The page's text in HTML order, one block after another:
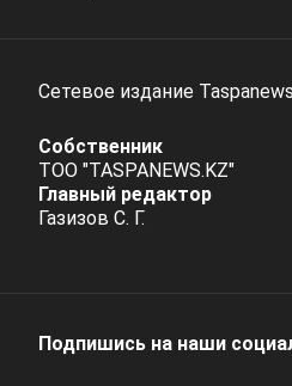
Сетевое издание
Собственник
ТОО "TASPANEWS.KZ"
Главный редактор
Газизов С. Г.
Подпишись на наши